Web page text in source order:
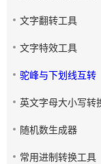
文字翻转工具
文字特效工具
驼峰与下划线互转
英文字母大小写转
随机数生成器
常用进制转换工具